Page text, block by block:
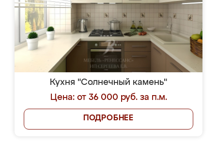
Кухня "Солнечный камень"
Цена: от 36 000 руб. за п.м.
ПОДРОБНЕЕ